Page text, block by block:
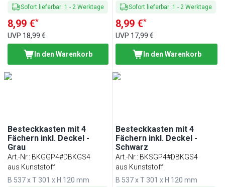
Sofort lieferbar: 1 - 2 Werktage
8,99 €*
UVP 18,99 €
In den Warenkorb
Sofort lieferbar: 1 - 2 Werktage
8,99 €*
UVP 17,99 €
In den Warenkorb
Besteckkasten mit 4
Fächern inkl. Deckel -
Grau
Art.-Nr.: BKGGP4#DBKGS4
aus Kunststoff
B 537 x T 301 x H 120 mm
Besteckkasten mit 4
Fächern inkl. Deckel -
Schwarz
Art.-Nr.: BKSGP4#DBKGS4
aus Kunststoff
B 537 x T 301 x H 120 mm